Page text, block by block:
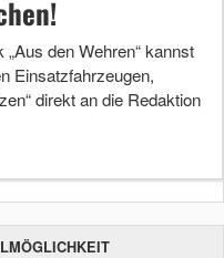
den Wehren“ kannst
Einsatzfahrzeugen,
direkt an die Redaktion